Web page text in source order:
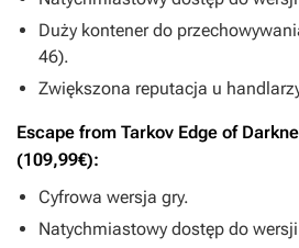
Duży kontener do
46).
Zwiększona reputacja u
Escape from Tarkov Edge of
(109,99€):
Cyfrowa wersja gry.
Natychmiastowy dostęp do